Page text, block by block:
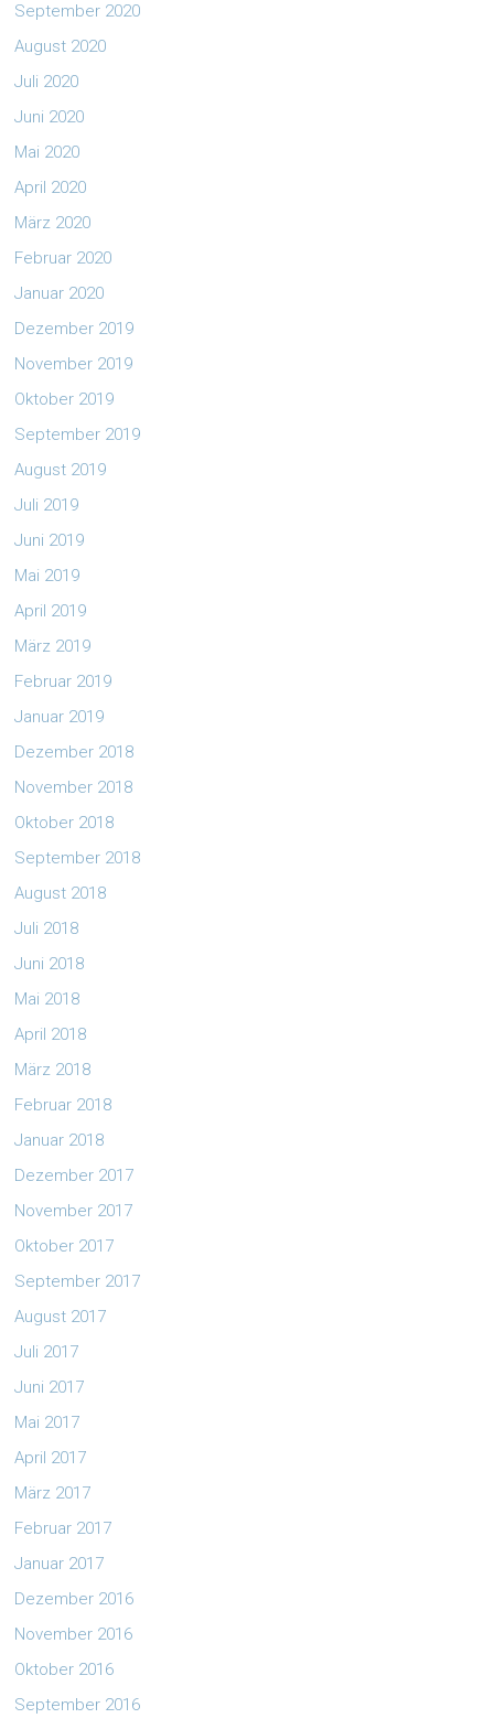
September 2020
August 2020
Juli 2020
Juni 2020
Mai 2020
April 2020
März 2020
Februar 2020
Januar 2020
Dezember 2019
November 2019
Oktober 2019
September 2019
August 2019
Juli 2019
Juni 2019
Mai 2019
April 2019
März 2019
Februar 2019
Januar 2019
Dezember 2018
November 2018
Oktober 2018
September 2018
August 2018
Juli 2018
Juni 2018
Mai 2018
April 2018
März 2018
Februar 2018
Januar 2018
Dezember 2017
November 2017
Oktober 2017
September 2017
August 2017
Juli 2017
Juni 2017
Mai 2017
April 2017
März 2017
Februar 2017
Januar 2017
Dezember 2016
November 2016
Oktober 2016
September 2016